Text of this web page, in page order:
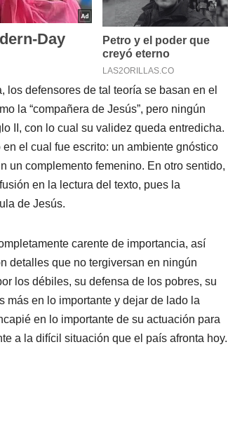
defensores de tal teoría se basan en el
la “compañera de Jesús”, pero ningún
II, con lo cual su validez queda entredicha.
el cual fue escrito: un ambiente gnóstico
un complemento femenino. En otro sentido,
en la lectura del texto, pues la
de Jesús.
carente de importancia, así
detalles que no tergiversan en ningún
los débiles, su defensa de los pobres, su
más en lo importante y dejar de lado la
en lo importante de su actuación para
a la difícil situación que el país afronta hoy.